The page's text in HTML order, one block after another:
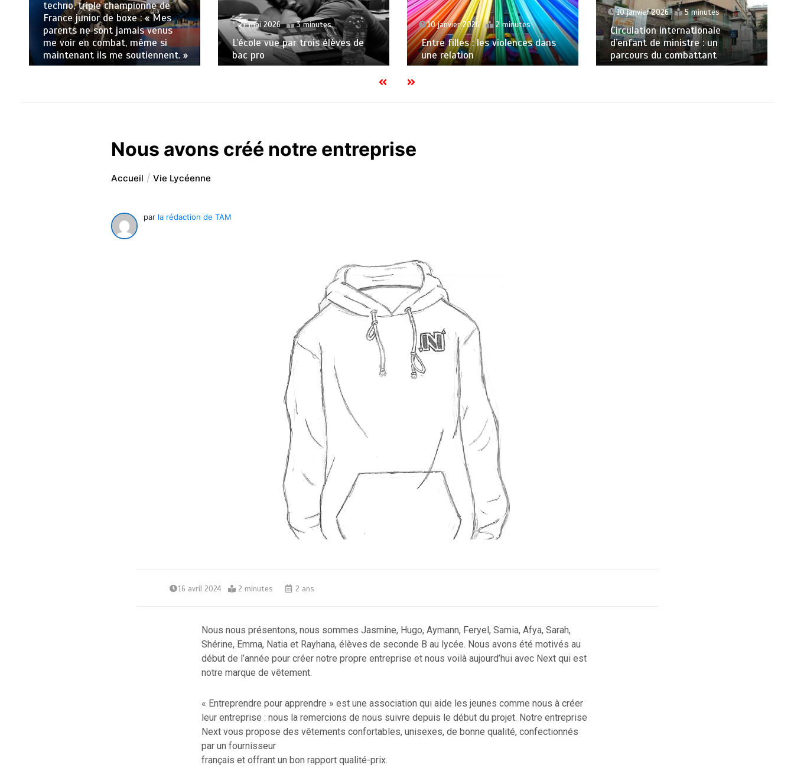
techno, triple championne de
France junior de boxe : « Mes
parents ne sont jamais venus
me voir en combat, même si
maintenant ils me soutiennent. »
27 mai 2026 3 minutes
L’école vue par trois élèves de
bac pro
10 janvier 2026 2 minutes
Entre filles : les violences dans
une relation
10 janvier 2026 5 minutes
Circulation internationale
d’enfant de ministre : un
parcours du combattant
Nous avons créé notre entreprise
Accueil Vie Lycéenne
par la rédaction de TAM
16 avril 2024 2 minutes 2 ans
Nous nous présentons, nous sommes Jasmine, Hugo, Aymann, Feryel, Samia, Afya, Sarah,
Shérine, Emma, Natia et Rayhana, élèves de seconde B au lycée. Nous avons été motivés au
début de l’année pour créer notre propre entreprise et nous voilà aujourd’hui avec Next qui est
notre marque de vêtement.
« Entreprendre pour apprendre » est une association qui aide les jeunes comme nous à créer
leur entreprise : nous la remercions de nous suivre depuis le début du projet. Notre entreprise
Next vous propose des vêtements confortables, unisexes, de bonne qualité, confectionnés
par un fournisseur
français et offrant un bon rapport qualité-prix.